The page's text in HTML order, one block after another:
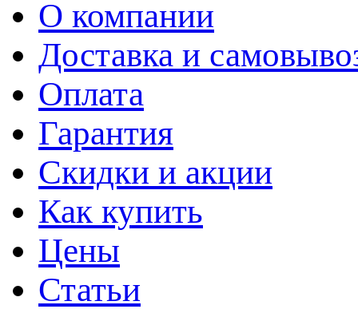
О компании
Доставка и
Оплата
Гарантия
Скидки и акции
Как купить
Цены
Статьи